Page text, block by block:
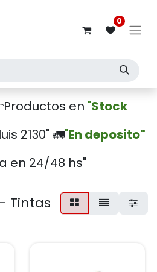
0
en "Stock
2130" 🚛"En deposito"
en 24/48 hs"
Tintas